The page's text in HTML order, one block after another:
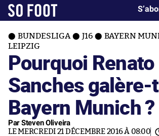
BUNDESLIGA J16
BAYERN
LEIPZIG
Pourquoi Renato
Sanches
Bayern Munich ?
Par Steven Oliveira
LE MERCREDI 21 DÉCEMBRE 2016 À 08:00